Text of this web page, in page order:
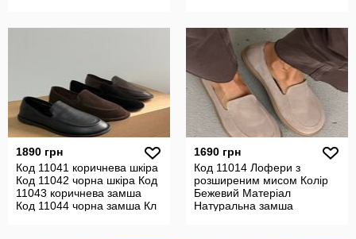
1890 грн
Код 11041 коричнева шкіра
Код 11042 чорна шкіра Код
11043 коричнева замша
Код 11044 чорна замша Кл
1690 грн
Код 11014 Лофери з
розширеним мисом Колір
Бежевий Матеріал
Натуральна замша